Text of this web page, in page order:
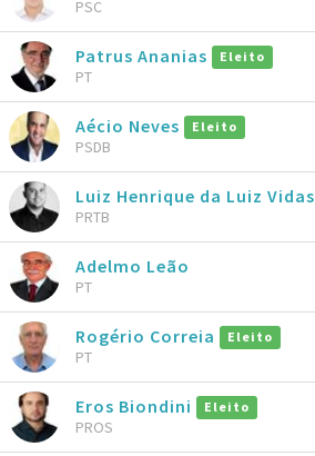
PSC
Patrus Ananias Eleito
PT
Aécio Neves Eleito
PSDB
Luiz Henrique da Luiz Vidas
PRTB
Adelmo Leão
PT
Rogério Correia Eleito
PT
Eros Biondini Eleito
PROS